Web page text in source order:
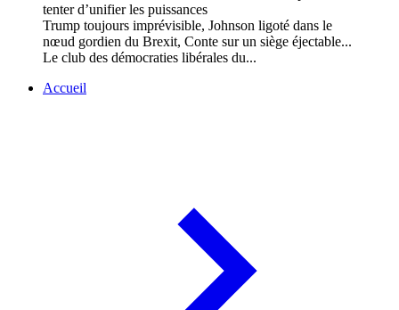
Trump toujours imprévisible, Johnson ligoté dans le
nœud gordien du Brexit, Conte sur un siège éjectable...
Le club des démocraties libérales du...
Accueil